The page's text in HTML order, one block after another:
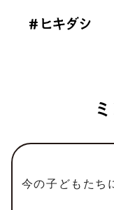
今の子どもたち